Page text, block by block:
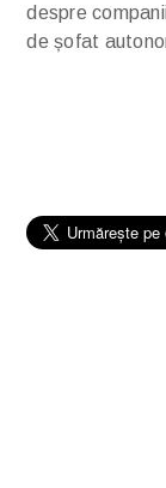
despre
de șofat